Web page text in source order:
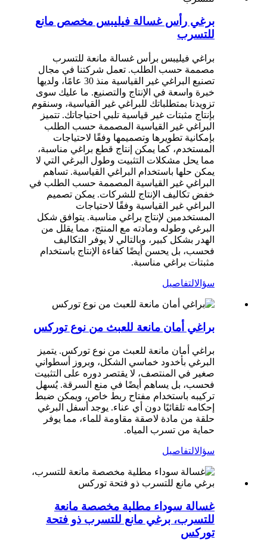
برغي رأس غسالة فيليبس مخصص مانع
للتسرب
براغي فيليبس برأس غسالة مانعة للتسرب
مصممة حسب الطلب. تعمل شركتنا في مجال
تصنيع البراغي غير القياسية منذ 30 عامًا، ولديها
خبرة واسعة في الإنتاج والتصنيع. ما عليك سوى
تزويدنا بمتطلباتك للبراغي غير القياسية، وسنقوم
بإنتاج مثبتات غير قياسية تلبي احتياجاتك. تتميز
البراغي غير القياسية المصممة حسب الطلب
بإمكانية تطويرها وتصميمها وفقًا لاحتياجات
المستخدم، كما يمكن إنتاج قطع براغي مناسبة،
مما يحل مشكلات التثبيت وطول البرغي التي لا
يمكن حلها باستخدام البراغي القياسية. تساهم
البراغي غير القياسية المصممة حسب الطلب في
خفض تكاليف الإنتاج للشركات. يمكن تصميم
البراغي غير القياسية وفقًا لاحتياجات
المستخدمين لإنتاج براغي مناسبة. يتوافق شكل
البرغي وطوله ومادته مع المنتج، مما يقلل من
الهدر بشكل كبير، وبالتالي لا يوفر التكاليف
فحسب، بل يحسن أيضًا كفاءة الإنتاج باستخدام
مثبتات براغي مناسبة.
سؤالالتفاصيل
براغي أمان مانعة للعبث من نوع توركس
براغي أمان مانعة للعبث من نوع توركس. يتميز
البرغي بأخدود خماسي الشكل، وبروز أسطواني
صغير في المنتصف، لا يقتصر دوره على التثبيت
فحسب، بل يساهم أيضًا في منع السرقة. يُسهل
تركيبه باستخدام مفتاح ربط خاص، ويمكن ضبط
إحكامه تلقائيًا دون أي عناء. يوجد أسفل البرغي
حلقة من مادة لاصقة مقاومة للماء، مما يوفر
حماية من تسرب المياه.
سؤالالتفاصيل
غسالة سوداء مطلية مخصصة مانعة
للتسرب، برغي مانع للتسرب ذو فتحة
توركس